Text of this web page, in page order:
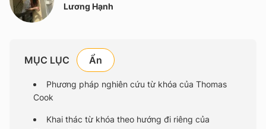
Lương Hạnh
MỤC LỤC
Phương pháp nghiên cứu từ khóa của Thomas
Cook
Khai thác từ khóa theo hướng đi riêng của